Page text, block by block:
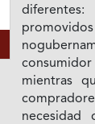
mientras
necesidad